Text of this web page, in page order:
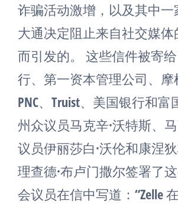
诈骗活动激增，以及其中一
大通决定阻止来自社交媒体
而引发的。 这些信件被寄
行、第一资本管理公司、摩
PNC、Truist、美国银行和富
州众议员马克辛·沃特斯、
议员伊丽莎白·沃伦和康涅
理查德·布卢门撒尔签署了
会议员在信中写道：“Zelle